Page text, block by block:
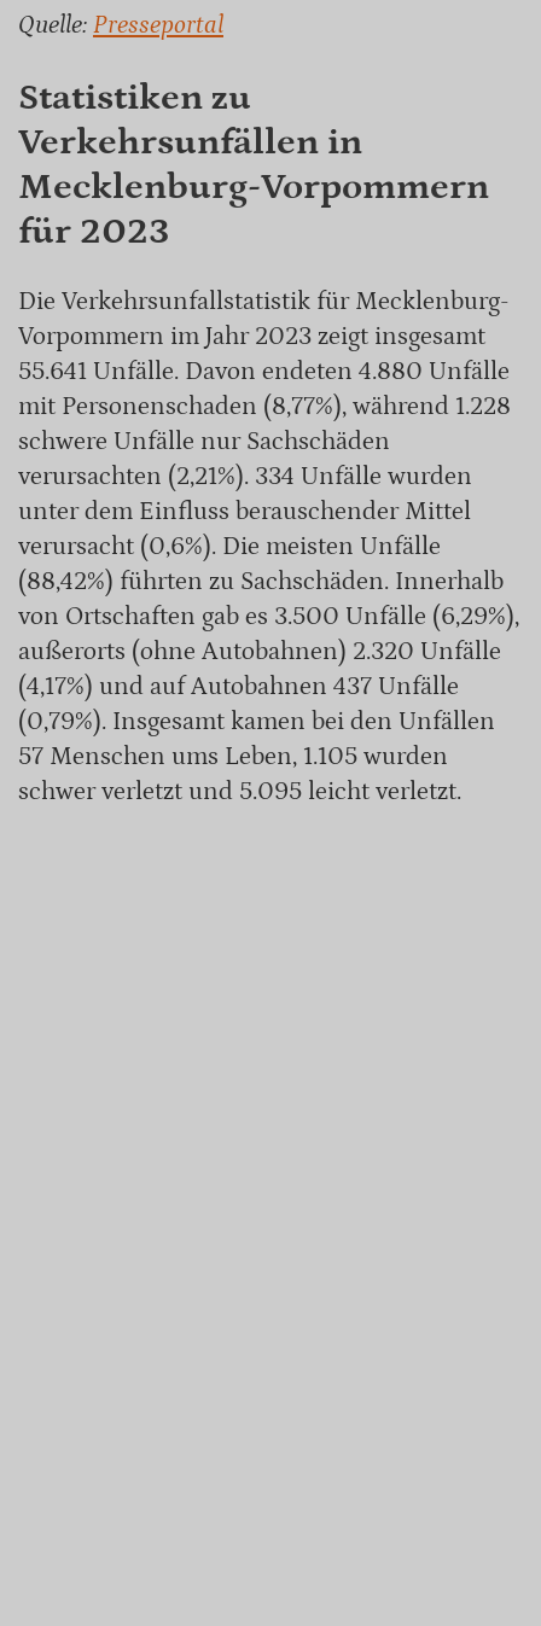
Quelle: Presseportal
Statistiken zu
Verkehrsunfällen in
Mecklenburg-Vorpommern
für 2023
Die Verkehrsunfallstatistik für Mecklenburg-
Vorpommern im Jahr 2023 zeigt insgesamt
55.641 Unfälle. Davon endeten 4.880 Unfälle
mit Personenschaden (8,77%), während 1.228
schwere Unfälle nur Sachschäden
verursachten (2,21%). 334 Unfälle wurden
unter dem Einfluss berauschender Mittel
verursacht (0,6%). Die meisten Unfälle
(88,42%) führten zu Sachschäden. Innerhalb
von Ortschaften gab es 3.500 Unfälle (6,29%),
außerorts (ohne Autobahnen) 2.320 Unfälle
(4,17%) und auf Autobahnen 437 Unfälle
(0,79%). Insgesamt kamen bei den Unfällen
57 Menschen ums Leben, 1.105 wurden
schwer verletzt und 5.095 leicht verletzt.